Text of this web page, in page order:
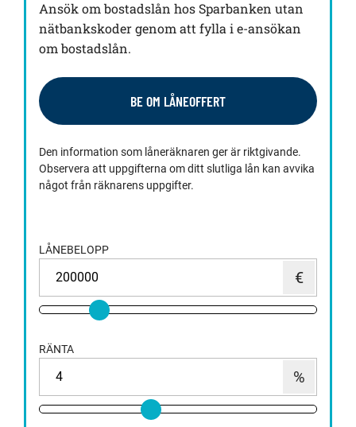
Ansök om bostadslån hos Sparbanken utan
nätbankskoder genom att fylla i e-ansökan
om bostadslån.
BE OM LÅNEOFFERT
Den information som låneräknaren ger är riktgivande.
Observera att uppgifterna om ditt slutliga lån kan avvika
något från räknarens uppgifter.
LÅNEBELOPP
RÄNTA